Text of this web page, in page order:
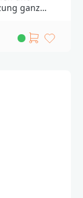
ganz
und
biblischen
gesamten
innerhalb
wenden